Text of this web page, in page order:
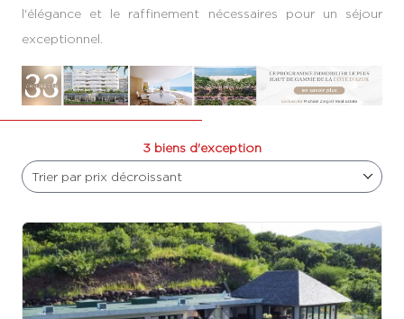
l'élégance et le raffinement nécessaires pour un séjour
exceptionnel.
3 biens d'exception
Trier par prix décroissant